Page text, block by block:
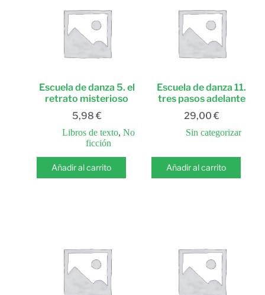
Escuela de danza 5. el
retrato misterioso
5,98 €
Libros de texto,No
ficción
Añadir al carrito
Escuela de danza 11.
tres pasos adelante
29,00 €
Sin categorizar
Añadir al carrito